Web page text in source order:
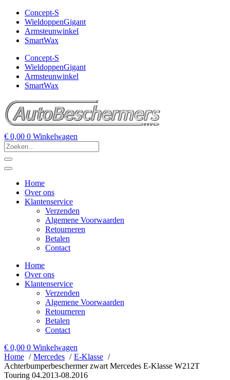
Concept-S
WieldoppenGigant
Armsteunwinkel
SmartWax
Concept-S
WieldoppenGigant
Armsteunwinkel
SmartWax
€ 0,00 0 Winkelwagen
Home
Over ons
Klantenservice
Verzenden
Algemene Voorwaarden
Retourneren
Betalen
Contact
Home
Over ons
Klantenservice
Verzenden
Algemene Voorwaarden
Retourneren
Betalen
Contact
€ 0,00 0 Winkelwagen
Home
Mercedes
E-Klasse
Achterbumperbeschermer zwart Mercedes E-Klasse W212T
Touring 04.2013-08.2016